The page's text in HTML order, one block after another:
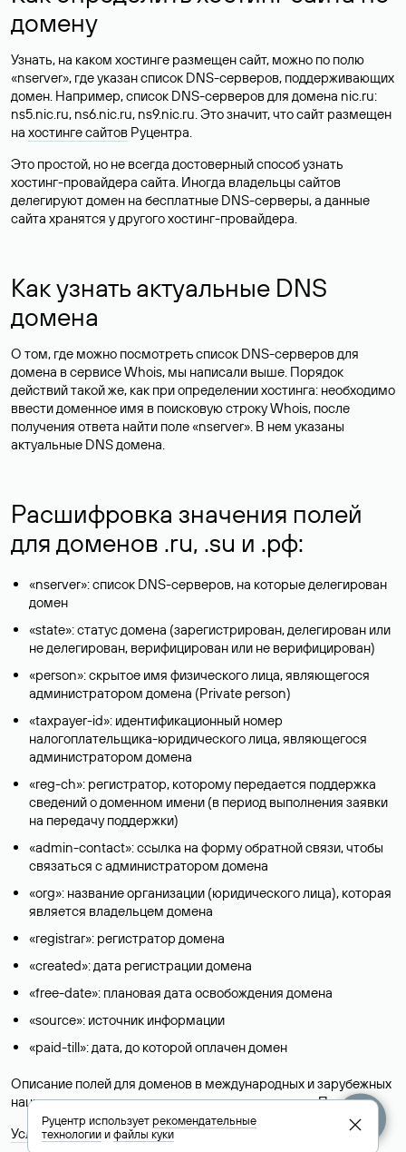
домену
Узнать, на каком хостинге размещен сайт, можно по полю
«nserver», где указан список DNS-серверов, поддерживающих
домен. Например, список DNS-серверов для домена nic.ru:
ns5.nic.ru, ns6.nic.ru, ns9.nic.ru. Это значит, что сайт размещен
на хостинге сайтов Руцентра.
Это простой, но не всегда достоверный способ узнать
хостинг-провайдера сайта. Иногда владельцы сайтов
делегируют домен на бесплатные DNS-серверы, а данные
сайта хранятся у другого хостинг-провайдера.
Как узнать актуальные DNS
домена
О том, где можно посмотреть список DNS-серверов для
домена в сервисе Whois, мы написали выше. Порядок
действий такой же, как при определении хостинга: необходимо
ввести доменное имя в поисковую строку Whois, после
получения ответа найти поле «nserver». В нем указаны
актуальные DNS домена.
Расшифровка значения полей
для доменов .ru, .su и .рф:
«nserver»: список DNS-серверов, на которые делегирован
домен
«state»: статус домена (зарегистрирован, делегирован или
не делегирован, верифицирован или не верифицирован)
«person»: скрытое имя физического лица, являющегося
администратором домена (Privatе person)
«taxpayer-id»: идентификационный номер
налогоплательщика-юридического лица, являющегося
администратором домена
«reg-ch»: регистратор, которому передается поддержка
сведений о доменном имени (в период выполнения заявки
на передачу поддержки)
«admin-contact»: ссылка на форму обратной связи, чтобы
связаться с администратором домена
«org»: название организации (юридического лица), которая
является владельцем домена
«registrar»: регистратор домена
«created»: дата регистрации домена
«free-date»: плановая дата освобождения домена
«source»: источник информации
«paid-till»: дата, до которой оплачен домен
Описание полей для доменов в международных и зарубежных
национальных доменах представлены в разделе «Помощь».
Условия использования Whois-сервиса
Руцентр используетрекомендательные
технологииифайлы куки